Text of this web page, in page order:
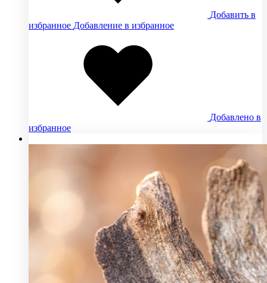
Добавить в
избранное Добавление в избранное
Добавлено в
избранное